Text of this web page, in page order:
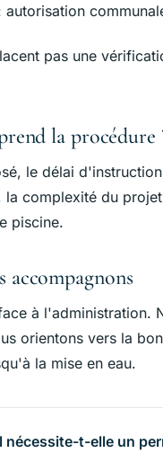
autorisation
pas une
la procédure
le délai
la complexité du
piscine.
accompagnons
à l'administration.
orientons vers la
la mise en eau.
t-elle un